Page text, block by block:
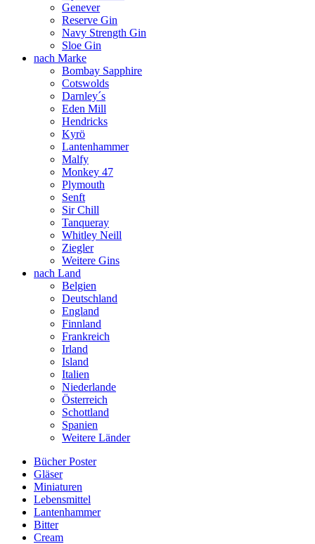
Genever
Reserve Gin
Navy Strength Gin
Sloe Gin
nach Marke
Bombay Sapphire
Cotswolds
Darnley´s
Eden Mill
Hendricks
Kyrö
Lantenhammer
Malfy
Monkey 47
Plymouth
Senft
Sir Chill
Tanqueray
Whitley Neill
Ziegler
Weitere Gins
nach Land
Belgien
Deutschland
England
Finnland
Frankreich
Irland
Island
Italien
Niederlande
Österreich
Schottland
Spanien
Weitere Länder
Bücher Poster
Gläser
Miniaturen
Lebensmittel
Lantenhammer
Bitter
Cream